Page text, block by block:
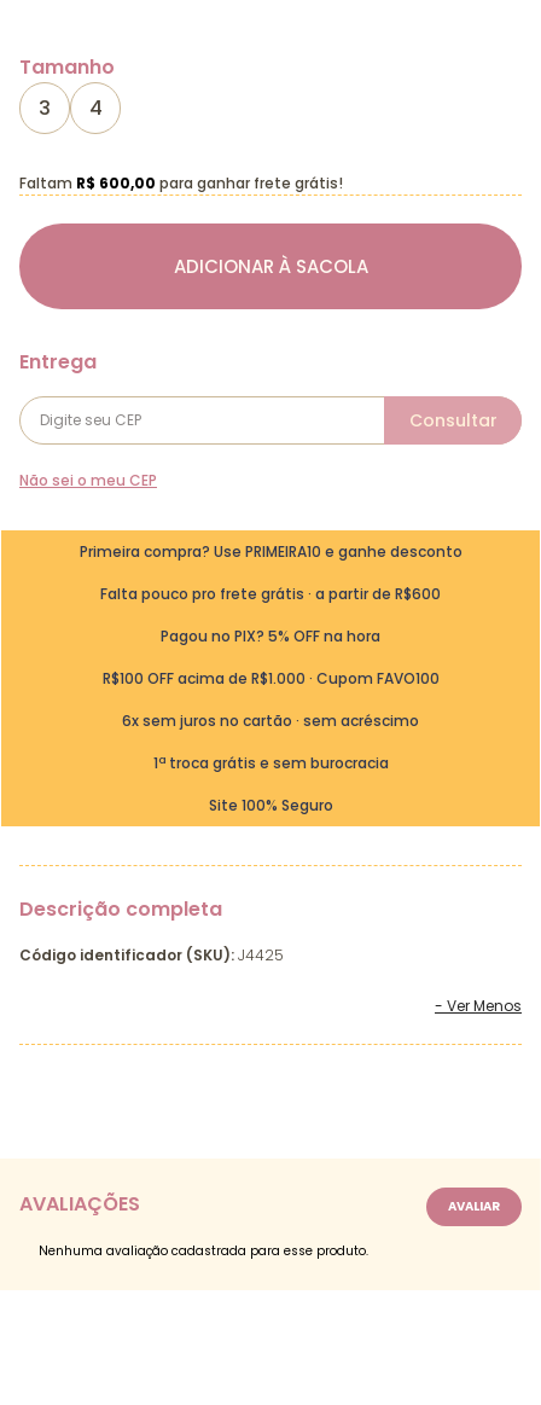
Tamanho
3
4
ADICIONAR À SACOLA
Faltam R$ 600,00 para ganhar frete grátis!
Não sei o meu CEP
Primeira compra? Use PRIMEIRA10 e ganhe desconto
Falta pouco pro frete grátis · a partir de R$600
Pagou no PIX? 5% OFF na hora
R$100 OFF acima de R$1.000 · Cupom FAVO100
6x sem juros no cartão · sem acréscimo
1ª troca grátis e sem burocracia
Site 100% Seguro
Descrição completa
Código identificador (SKU):J4425
AVALIAÇÕES
Nenhuma avaliação cadastrada para esse produto.